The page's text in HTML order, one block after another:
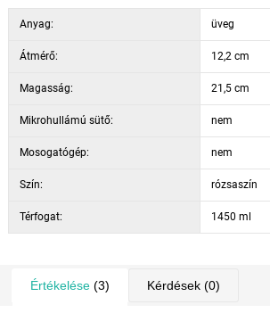
Anyag: üveg
Átmérő: 12,2 cm
Magasság: 21,5 cm
Mikrohullámú sütő: nem
Mosogatógép: nem
Szín: rózsaszín
Térfogat: 1450 ml
Értékelése(3) Kérdések(0)